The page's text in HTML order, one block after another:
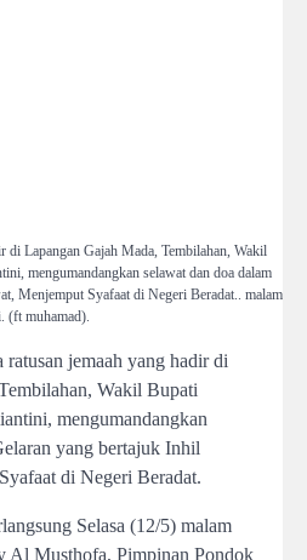
di Lapangan Gajah Mada, Tembilahan, Wakil
mengumandangkan selawat dan doa dalam
Menjemput Syafaat di Negeri Beradat.. malam
(ft muhamad).
jemaah yang hadir di
Wakil Bupati
mengumandangkan
yang bertajuk Inhil
di Negeri Beradat.
Selasa (12/5) malam
Al Musthofa, Pimpinan Pondok